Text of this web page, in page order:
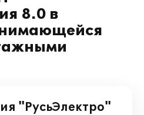
8.0 в
"РусьЭлектро"